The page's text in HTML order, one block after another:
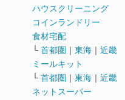
ハウスクリーニング
コインランドリー
食材宅配
└ 首都圏 ｜ 東海 ｜ 近畿
ミールキット
└ 首都圏 ｜ 東海 ｜ 近畿
ネットスーパー